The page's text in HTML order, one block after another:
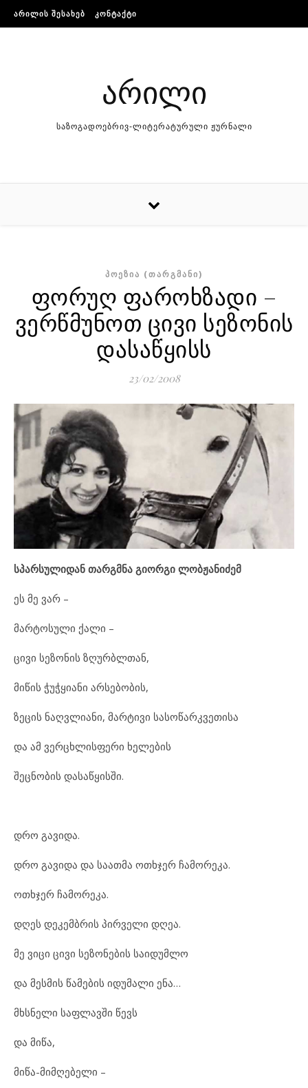
Skip to content
ᲐᲠᲘᲚᲘᲡ ᲨᲔᲡᲐᲮᲔᲑ ᲙᲝᲜᲢᲐᲥᲢᲘ
არილი
საზოგადოებრივ-ლიტერატურული ჟურნალი
ᲞᲝᲔᲖᲘᲐ (ᲗᲐᲠᲒᲛᲐᲜᲘ)
ფორუღ ფაროხზადი –
ვერ­წ­მუ­ნოთ ცი­ვი სე­ზო­ნის
და­საწყისს
23/02/2008
სპარსულიდან თარგმნა გიორგი ლობჟანი­ძემ
ეს მე ვარ –
მარტოსული ქალი –
ცივი სეზონის ზღურბლთან,
მიწის ჭუჭყიანი არსებობის,
ზეცის ნაღვლიანი, მარტივი სასოწარკვეთისა
და ამ ვერცხლისფერი ხელების
შეცნობის დასაწყისში.
დრო გავიდა.
დრო გავიდა და საათმა ოთხჯერ ჩამორეკა.
ოთხჯერ ჩამორეკა.
დღეს დეკემბრის პირველი დღეა.
მე ვიცი ცივი სეზონების საიდუმლო
და მესმის წამების იდუმალი ენა…
მხსნელი საფლავში წევს
და მიწა,
მიწა-მიმღებელი –